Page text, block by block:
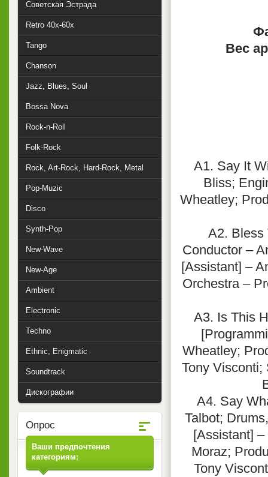
Вес
A1. Say It
Bliss;
Wheatley;
A2. Bless
Conductor –
[Assistant] –
Orchestra –
A3. Is This
Wheatley;
Tony Visconti;
A4. Say
Talbot;
[Assistant]
Moraz;
Tony
Советская Эстрада
Retro 40x-60x
Tango
Chanson
Jazz, Blues, Soul
Bossa Nova
Rock-n-Roll
Folk-Rock
Rock, Art-Rock, Hard-Rock, Metal
Pop-Muzic
Disco
Synth-Pop
New-Wave
New-Age
Ambient
Electronic
Techno
Ethnic, Enigmatic
Soundtrack
Дискографии
Опрос
Ваши предпочтения
категориям: